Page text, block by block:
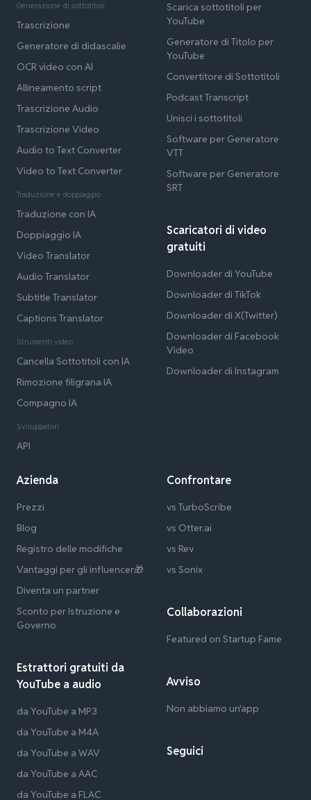
Generazione di sottotitoli
Trascrizione
Generatore di didascalie
OCR video con AI
Allineamento script
Trascrizione Audio
Trascrizione Video
Audio to Text Converter
Video to Text Converter
Traduzione e doppiaggio
Traduzione con IA
Doppiaggio IA
Video Translator
Audio Translator
Subtitle Translator
Captions Translator
Strumenti video
Cancella Sottotitoli con IA
Rimozione filigrana IA
Compagno IA
Sviluppatori
API
Scarica sottotitoli per
YouTube
Generatore di Titolo per
YouTube
Convertitore di Sottotitoli
Podcast Transcript
Unisci i sottotitoli
Software per Generatore
VTT
Software per Generatore
SRT
Scaricatori di video
gratuiti
Downloader di YouTube
Downloader di TikTok
Downloader di X(Twitter)
Downloader di Facebook
Video
Downloader di Instagram
Azienda
Prezzi
Blog
Registro delle modifiche
Vantaggi per gli influencer🎁
Diventa un partner
Sconto per Istruzione e
Governo
Estrattori gratuiti da
YouTube a audio
da YouTube a MP3
da YouTube a M4A
da YouTube a WAV
da YouTube a AAC
da YouTube a FLAC
Confrontare
vs TurboScribe
vs Otter.ai
vs Rev
vs Sonix
Collaborazioni
Featured on Startup Fame
Avviso
Non abbiamo un'app
Seguici